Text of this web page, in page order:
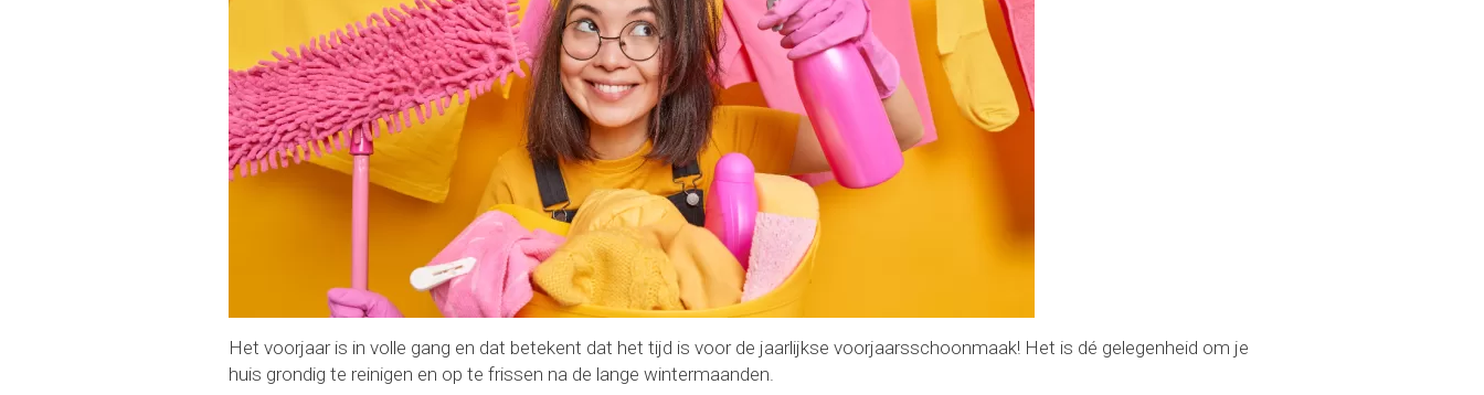
Het voorjaar is in volle gang en dat betekent dat het tijd is voor de jaarlijkse voorjaarsschoonmaak! Het is dé gelegenheid om je
huis grondig te reinigen en op te frissen na de lange wintermaanden.